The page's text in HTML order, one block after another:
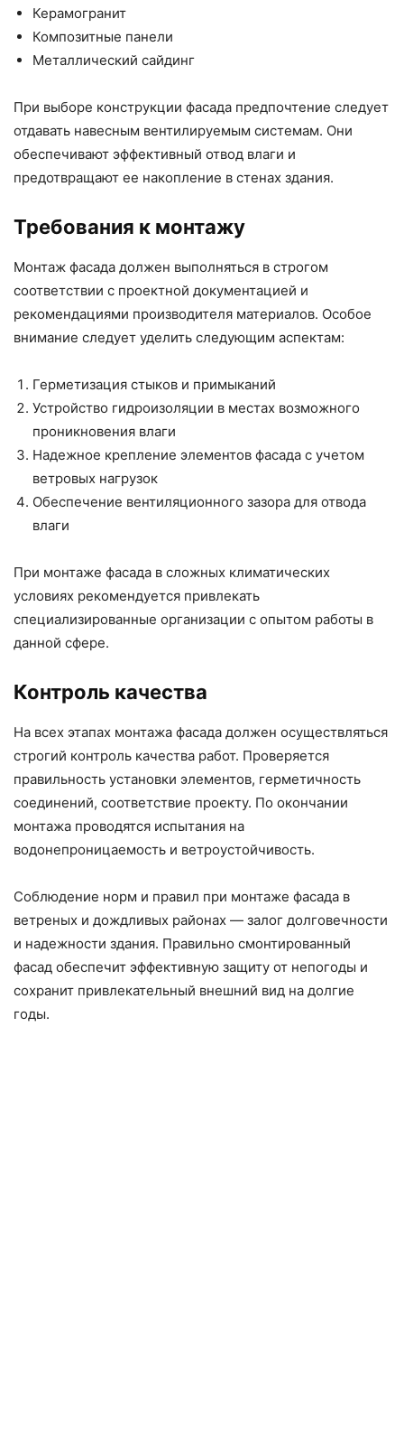
Керамогранит
Композитные панели
Металлический сайдинг
При выборе конструкции фасада предпочтение следует
отдавать навесным вентилируемым системам. Они
обеспечивают эффективный отвод влаги и
предотвращают ее накопление в стенах здания.
Требования к монтажу
Монтаж фасада должен выполняться в строгом
соответствии с проектной документацией и
рекомендациями производителя материалов. Особое
внимание следует уделить следующим аспектам:
Герметизация стыков и примыканий
Устройство гидроизоляции в местах возможного
проникновения влаги
Надежное крепление элементов фасада с учетом
ветровых нагрузок
Обеспечение вентиляционного зазора для отвода
влаги
При монтаже фасада в сложных климатических
условиях рекомендуется привлекать
специализированные организации с опытом работы в
данной сфере.
Контроль качества
На всех этапах монтажа фасада должен осуществляться
строгий контроль качества работ. Проверяется
правильность установки элементов, герметичность
соединений, соответствие проекту. По окончании
монтажа проводятся испытания на
водонепроницаемость и ветроустойчивость.
Соблюдение норм и правил при монтаже фасада в
ветреных и дождливых районах — залог долговечности
и надежности здания. Правильно смонтированный
фасад обеспечит эффективную защиту от непогоды и
сохранит привлекательный внешний вид на долгие
годы.